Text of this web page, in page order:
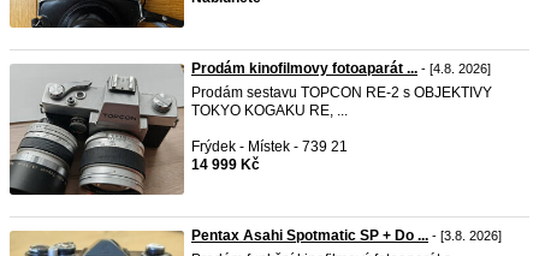
Prodám kinofilmovy fotoaparát ... - [4.8. 2026]
Prodám sestavu TOPCON RE-2 s OBJEKTIVY
TOKYO KOGAKU RE, ...
Frýdek - Místek - 739 21
14 999 Kč
Pentax Asahi Spotmatic SP + Do ... - [3.8. 2026]